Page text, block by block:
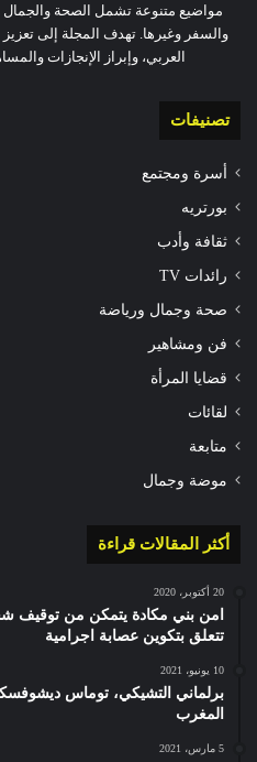
مواضيع متنوعة تشمل الصحة والجمال
والسفر وغيرها. تهدف المجلة إلى تعزيز
العربي، وإبراز الإنجازات
تصنيفات
أسرة ومجتمع
بورتريه
ثقافة وأدب
رائدات TV
صحة وجمال ورياضة
فن ومشاهير
قضايا المرأة
لقائات
متابعة
موضة وجمال
أكثر المقالات قراءة
20 أكتوبر، 2020
امن بني مكادة يتمكن من توقيف
تتعلق بتكوين عصابة اجرامية
10 يونيو، 2021
برلماني التشيكي، توماس
المغرب
5 مارس، 2021